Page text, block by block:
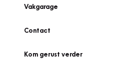
Vakgarage
Contact
Kom gerust verder